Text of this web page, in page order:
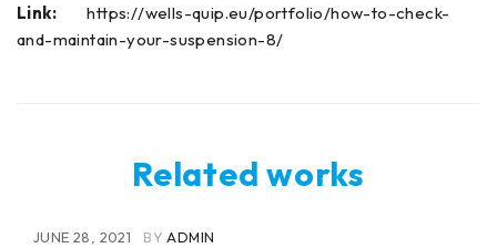
Link:
https://wells-quip.eu/portfolio/how-to-check-
and-maintain-your-suspension-8/
Related works
JUNE 28, 2021 BY ADMIN